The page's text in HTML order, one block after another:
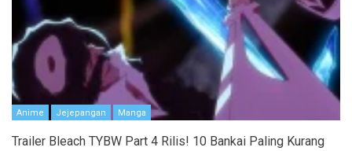
Anime Jejepangan Manga
Trailer Bleach TYBW Part 4 Rilis! 10 Bankai Paling Kurang